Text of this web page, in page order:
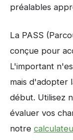
préalables
La PASS
conçue pour
L'important
mais d'adopter
début. Utilisez
évaluer vos
notre